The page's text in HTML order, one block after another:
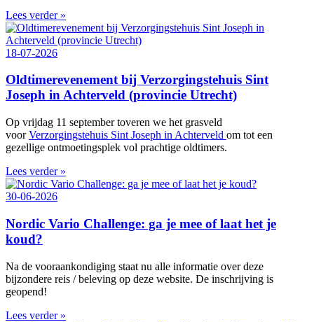
Lees verder »
18-07-2026
Oldtimerevenement bij Verzorgingstehuis Sint
Joseph in Achterveld (provincie Utrecht)
Op vrijdag 11 september toveren we het grasveld
voorVerzorgingstehuis Sint Joseph in Achterveld om tot een
gezellige ontmoetingsplek vol prachtige oldtimers.
Lees verder »
30-06-2026
Nordic Vario Challenge: ga je mee of laat het je
koud?
Na de vooraankondiging staat nu alle informatie over deze
bijzondere reis / beleving op deze website. De inschrijving is
geopend!
Lees verder »